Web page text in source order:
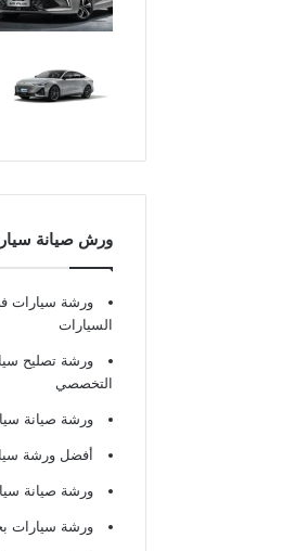
ورش صيانة
ورشة سيارات
السيارات
ورشة تصليح
التخصصي
ورشة صيانة
أفضل ورشة
ورشة صيانة
ورشة سيارات